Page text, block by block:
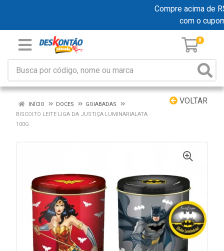
Compre acima de
com o
0
VOLTAR
INÍCIO DOCES
GOIABADAS
BISCOITO LEITE LIGA DA JUSTIÇA LUMINARIALATA
100G